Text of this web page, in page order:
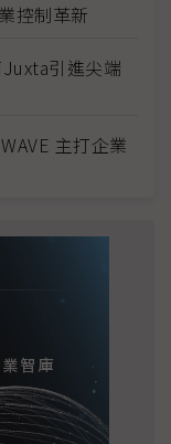
控制革新
引進尖端
主打企業